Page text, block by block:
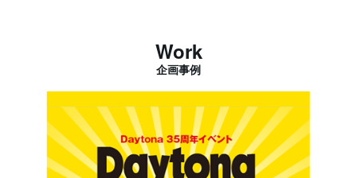
Work
企画事例